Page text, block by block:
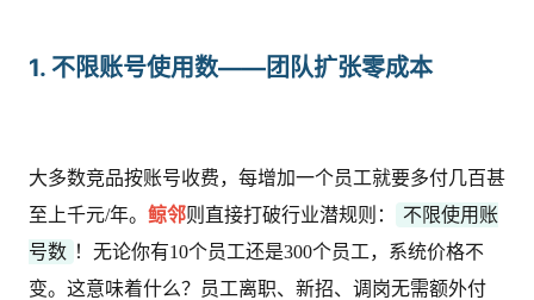
1. 不限账号使用数——团队扩张零成本
大多数竞品按账号收费，每增加一个员工就要多付几百甚
至上千元/年。 鲸邻则直接打破行业潜规则：
不限使用账
号数 ！无论你有10个员工还是300个员工，系统价格不
变。这意味着什么？员工离职、新招、调岗无需额外付